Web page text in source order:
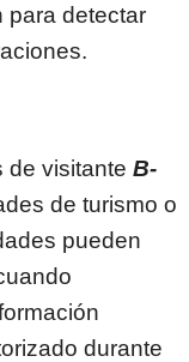
para detectar
de visitante B-
de turismo o
pueden
durante